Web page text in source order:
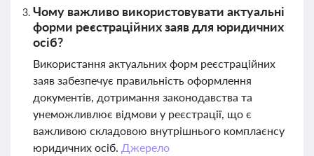
Чому важливо використовувати актуальні
форми реєстраційних заяв для юридичних
осіб?
Використання актуальних форм реєстраційних
заяв забезпечує правильність оформлення
документів, дотримання законодавства та
унеможливлює відмови у реєстрації, що є
важливою складовою внутрішнього комплаєнсу
юридичних осіб. Джерело